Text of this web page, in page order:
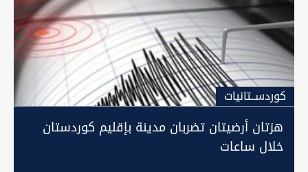
كوردســتانيات
هزتان أرضيتان تضربان مدينة بإقليم كوردستان
خلال ساعات